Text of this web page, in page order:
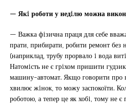
— Якi роботи у недiлю можна
— Важка фiзична праця для себе
прати, прибирати, робити ремонт без
(наприклад, трубу прорвало i вода
Натомiсть не є грiхом пришити
машину-автомат. Якщо говорити
хвилює жiнок, то можу заспокоїти.
роботою, а тепер це як хобi, тому не є